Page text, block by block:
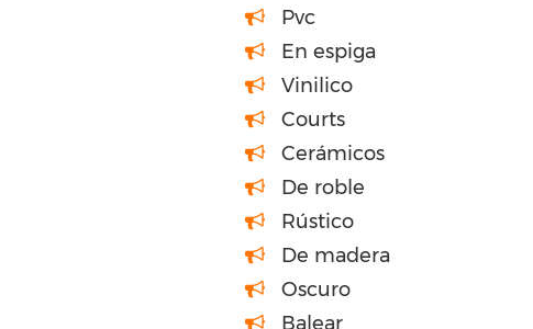
Pvc
En espiga
Vinilico
Courts
Cerámicos
De roble
Rústico
De madera
Oscuro
Balear